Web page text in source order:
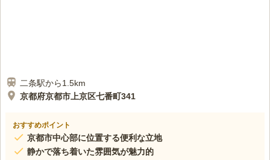
二条駅から1.5km
京都府京都市上京区七番町341
おすすめポイント
京都市中心部に位置する便利な立地
静かで落ち着いた雰囲気が魅力的